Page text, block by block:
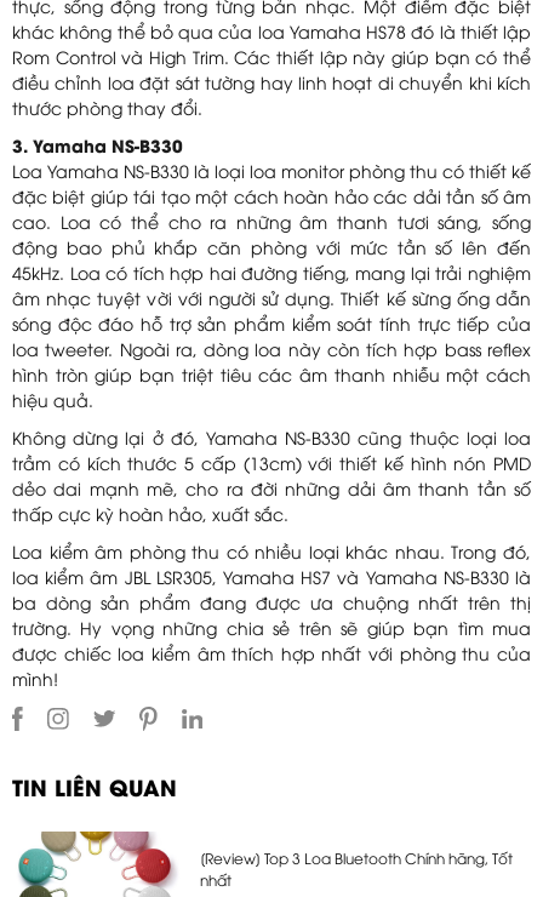
thực, sống động trong từng bản nhạc. Một điểm đặc biệt
khác không thể bỏ qua của loa Yamaha HS78 đó là thiết lập
Rom Control và High Trim. Các thiết lập này giúp bạn có thể
điều chỉnh loa đặt sát tường hay linh hoạt di chuyển khi kích
thước phòng thay đổi.
3. Yamaha NS-B330
Loa Yamaha NS-B330 là loại loa monitor phòng thu có thiết kế
đặc biệt giúp tái tạo một cách hoàn hảo các dải tần số âm
cao. Loa có thể cho ra những âm thanh tươi sáng, sống
động bao phủ khắp căn phòng với mức tần số lên đến
45kHz. Loa có tích hợp hai đường tiếng, mang lại trải nghiệm
âm nhạc tuyệt vời với người sử dụng. Thiết kế sừng ống dẫn
sóng độc đáo hỗ trợ sản phẩm kiểm soát tính trực tiếp của
loa tweeter. Ngoài ra, dòng loa này còn tích hợp bass reflex
hình tròn giúp bạn triệt tiêu các âm thanh nhiễu một cách
hiệu quả.
Không dừng lại ở đó, Yamaha NS-B330 cũng thuộc loại loa
trầm có kích thước 5 cấp (13cm) với thiết kế hình nón PMD
dẻo dai mạnh mẽ, cho ra đời những dải âm thanh tần số
thấp cực kỳ hoàn hảo, xuất sắc.
Loa kiểm âm phòng thu có nhiều loại khác nhau. Trong đó,
loa kiểm âm JBL LSR305, Yamaha HS7 và Yamaha NS-B330 là
ba dòng sản phẩm đang được ưa chuộng nhất trên thị
trường. Hy vọng những chia sẻ trên sẽ giúp bạn tìm mua
được chiếc loa kiểm âm thích hợp nhất với phòng thu của
mình!
TIN LIÊN QUAN
[Review] Top 3 Loa Bluetooth Chính hãng, Tốt
nhất